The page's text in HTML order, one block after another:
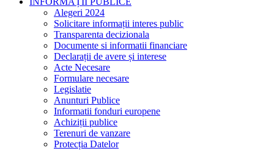
Alegeri 2024
Solicitare informații interes public
Transparenta decizionala
Documente si informatii financiare
Declarații de avere și interese
Acte Necesare
Formulare necesare
Legislatie
Anunturi Publice
Informatii fonduri europene
Achiziții publice
Terenuri de vanzare
Protecția Datelor